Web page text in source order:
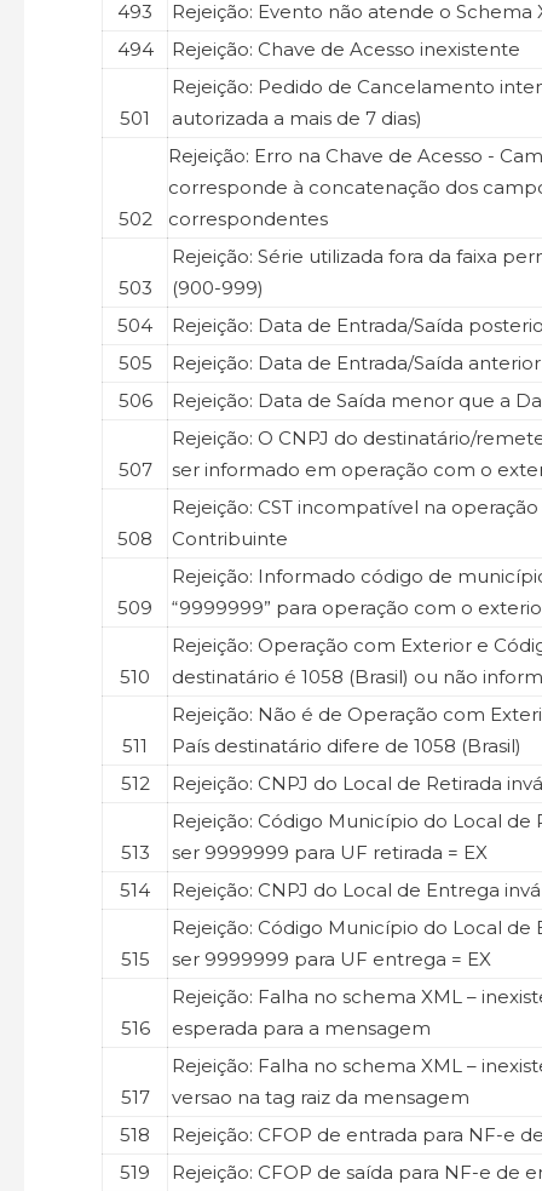
493
Rejeição: Evento não atende o Schema
494
Rejeição: Chave de Acesso inexistente
501
Rejeição: Pedido de Cancelamento
autorizada a mais de 7 dias)
502
Rejeição: Erro na Chave de Acesso -
corresponde à concatenação dos
correspondentes
503
Rejeição: Série utilizada fora da faixa
(900-999)
504
Rejeição: Data de Entrada/Saída
505
Rejeição: Data de Entrada/Saída
506
Rejeição: Data de Saída menor que a
507
Rejeição: O CNPJ do destinatário/
ser informado em operação com o
508
Rejeição: CST incompatível na
Contribuinte
509
Rejeição: Informado código de
“9999999” para operação com o
510
Rejeição: Operação com Exterior e
destinatário é 1058 (Brasil) ou não
511
Rejeição: Não é de Operação com
País destinatário difere de 1058 (Brasil)
512
Rejeição: CNPJ do Local de Retirada
513
Rejeição: Código Município do Local de
ser 9999999 para UF retirada = EX
514
Rejeição: CNPJ do Local de Entrega
515
Rejeição: Código Município do Local de
ser 9999999 para UF entrega = EX
516
Rejeição: Falha no schema XML –
esperada para a mensagem
517
Rejeição: Falha no schema XML –
versao na tag raiz da mensagem
518
Rejeição: CFOP de entrada para NF-e
519
Rejeição: CFOP de saída para NF-e de